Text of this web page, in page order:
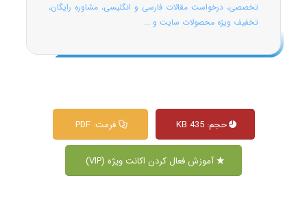
تخصصی، درخواست مقالات فارسی و انگلیسی، مشاوره رایگان،
تخفیف ویژه محصولات سایت و ...
حجم: 435 KB فرمت: PDF
آموزش فعال کردن اکانت ویژه (VIP)